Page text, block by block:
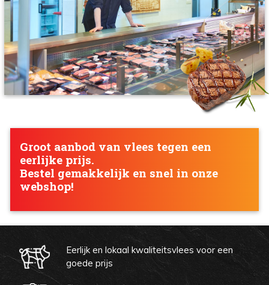
Groot aanbod van vlees tegen een
eerlijke prijs.
Bestel gemakkelijk en snel in onze
webshop!
Eerlijk en lokaal kwaliteitsvlees voor een
goede prijs